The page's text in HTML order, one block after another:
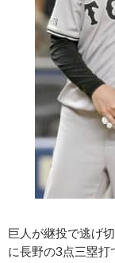
巨人が継投で逃げ
に長野の3点三塁